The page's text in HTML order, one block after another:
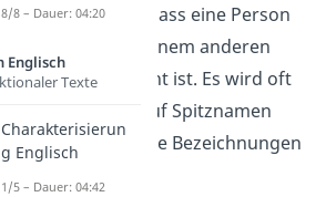
hinzuweisen, dass eine Person
(auch) unter einem anderen
Namen bekannt ist. Es wird oft
genutzt, um auf Spitznamen
oder alternative Bezeichnungen
8/8 – Dauer: 04:20
Englisch
Texte
Charakterisierun
g Englisch
1/5 – Dauer: 04:42